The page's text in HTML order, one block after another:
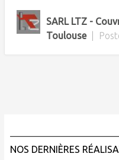
SARL LTZ -
Toulouse
NOS DERNIÈRES